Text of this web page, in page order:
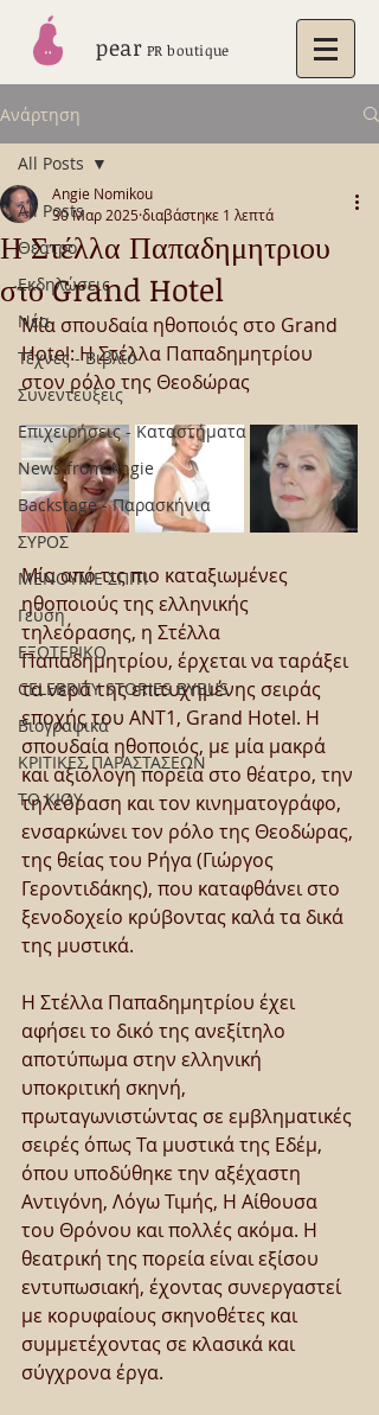
pear PR boutique
Ανάρτηση
All Posts
Θέατρο
Εκδηλώσεις
Νέα
Τέχνες - Βιβλίο
Συνεντεύξεις
Επιχειρήσεις - Καταστήματα
News from Angie
Backstage - Παρασκήνια
ΣΥΡΟΣ
ΜΕΝΟΥΜΕ ΣΠΙΤΙ
Γεύση
ΕΞΩΤΕΡΙΚΟ
CELEBRITY STORIES BYBUS
Βιογραφικά
ΚΡΙΤΙΚΕΣ ΠΑΡΑΣΤΑΣΕΩΝ
ΤΟ ΚΙΟΥ
All Posts
Η Στέλλα Παπαδημητριου
στο Grand Hotel
Angie Nomikou
30 Μαρ 2025 διαβάστηκε 1 λεπτά
Μία σπουδαία ηθοποιός στο Grand
Hotel: Η Στέλλα Παπαδημητρίου
στον ρόλο της Θεοδώρας
Μία από τις πιο καταξιωμένες
ηθοποιούς της ελληνικής
τηλεόρασης, η Στέλλα
Παπαδημητρίου, έρχεται να ταράξει
τα νερά της επιτυχημένης σειράς
εποχής του ΑΝΤ1, Grand Hotel. Η
σπουδαία ηθοποιός, με μία μακρά
και αξιόλογη πορεία στο θέατρο, την
τηλεόραση και τον κινηματογράφο,
ενσαρκώνει τον ρόλο της Θεοδώρας,
της θείας του Ρήγα (Γιώργος
Γεροντιδάκης), που καταφθάνει στο
ξενοδοχείο κρύβοντας καλά τα δικά
της μυστικά.
Η Στέλλα Παπαδημητρίου έχει
αφήσει το δικό της ανεξίτηλο
αποτύπωμα στην ελληνική
υποκριτική σκηνή,
πρωταγωνιστώντας σε εμβληματικές
σειρές όπως Τα μυστικά της Εδέμ,
όπου υποδύθηκε την αξέχαστη
Αντιγόνη, Λόγω Τιμής, Η Αίθουσα
του Θρόνου και πολλές ακόμα. Η
θεατρική της πορεία είναι εξίσου
εντυπωσιακή, έχοντας συνεργαστεί
με κορυφαίους σκηνοθέτες και
συμμετέχοντας σε κλασικά και
σύγχρονα έργα.